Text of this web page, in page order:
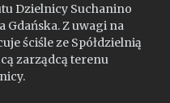
Dzielnicy Suchanino
Gdańska. Z uwagi na
ściśle ze Spółdzielnią
zarządcą terenu